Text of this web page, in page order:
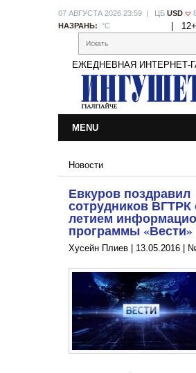
07 АВГУСТА 2026 23:59 | ЦБ USD
НАЗРАНЬ: °С 12+
Искать
ЕЖЕДНЕВНАЯ ИНТЕРНЕТ-
MENU
Новости
Евкуров поздравил
сотрудников ВГТРК
летием
программы «Вести»
Хусейн Плиев | 13.05.2016